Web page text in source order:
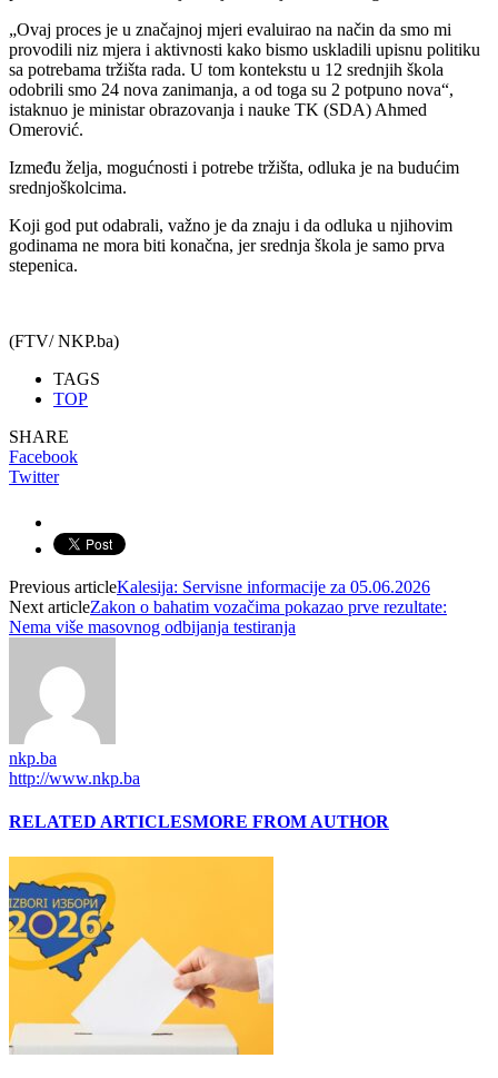
„Ovaj proces je u značajnoj mjeri evaluirao na način da smo mi
provodili niz mjera i aktivnosti kako bismo uskladili upisnu politiku
sa potrebama tržišta rada. U tom kontekstu u 12 srednjih škola
odobrili smo 24 nova zanimanja, a od toga su 2 potpuno nova“,
istaknuo je ministar obrazovanja i nauke TK (SDA) Ahmed
Omerović.
Između želja, mogućnosti i potrebe tržišta, odluka je na budućim
srednjoškolcima.
Koji god put odabrali, važno je da znaju i da odluka u njihovim
godinama ne mora biti konačna, jer srednja škola je samo prva
stepenica.
(FTV/ NKP.ba)
TAGS
TOP
SHARE
Facebook
Twitter
Previous articleKalesija: Servisne informacije za 05.06.2026
Next articleZakon o bahatim vozačima pokazao prve rezultate:
Nema više masovnog odbijanja testiranja
nkp.ba
http://www.nkp.ba
RELATED ARTICLESMORE FROM AUTHOR